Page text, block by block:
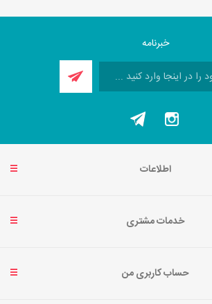
خبرنامه
اطلاعات
خدمات مشتری
حساب کاربری من